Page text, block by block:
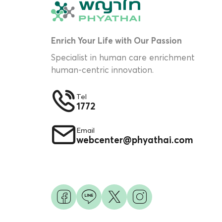
Enrich Your Life with Our Passion
Specialist in human care enrichment
human-centric innovation.
Tel
1772
Email
webcenter@phyathai.com